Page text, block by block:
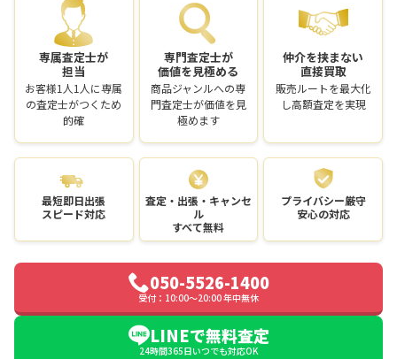
専属査定士が
担当
お客様1人1人に専属
の査定士がつくため
的確
専門査定士が
価値を見極める
商品ジャンルへの専
門査定士が価値を見
極めます
仲介を挟まない
直接買取
販売ルートを最大化
し高額査定を実現
最短即日出張
スピード対応
査定・出張・キャンセ
ル
すべて無料
プライバシー厳守
安心の対応
050-5526-1400
受付：10:00〜20:00 年中無休
LINEで無料査定
24時間365日いつでも対応OK